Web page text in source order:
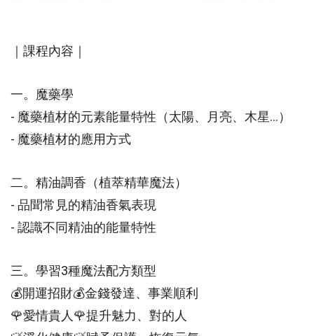
｜課程內容｜
一。魔藥學
- 魔藥植材的元素能量特性（太陽、月亮、木星…）
- 魔藥植材的應用方式
二。精油調香（植萃精華魔法）
- 品聞常見的精油香氣表現
- 認識不同精油的能量特性
三。學習3種魔法配方類型
💰開運招財💰金錢發達、事業順利
🌹愛情貴人🌹提升魅力、對的人